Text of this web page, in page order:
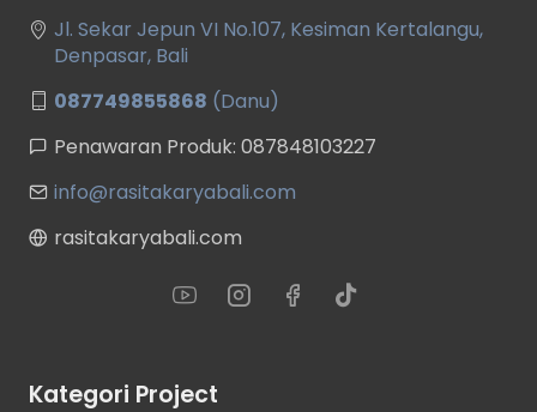
Jl. Sekar Jepun VI No.107, Kesiman Kertalangu,
Denpasar, Bali
087749855868 (Danu)
Penawaran Produk: 087848103227
info@rasitakaryabali.com
rasitakaryabali.com
Kategori Project